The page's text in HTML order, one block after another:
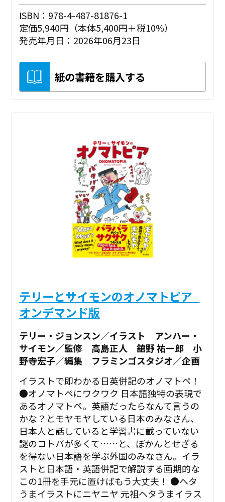
ISBN：978-4-487-81876-1
定価5,940円（本体5,400円＋税10%）
発売年月日：2026年06月23日
紙の書籍を購入する
テリーとサイモンのオノマトピア_
オンデマンド版
テリー・ジョンスン／イラスト アンハー・
サイモン／監修 高島正人 舘野 祐一郎 小
野寺宏子／編集 フラミンゴスタジオ／企画
イラストで即わかる日英併記のオノマトペ！
●オノマトペにワクワク 日本語独特の表現で
あるオノマトペ。英語だったらなんて言うの
かな？とモヤモヤしている日本のみなさん、
日本人と話していると学習書に載っていない
謎のコトバが多くて……と、ぽかんとせざる
を得ない日本語を学ぶ外国のみなさん。イラ
ストと日本語・英語併記で解説する画期的な
この1冊を手元に置けばもう大丈夫！ ●ヘタ
うまイラストにニヤニヤ 元祖ヘタうまイラス